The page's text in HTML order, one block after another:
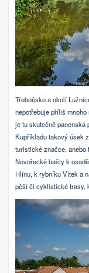
Třeboňsko a okolí
nepotřebuje příliš
je tu skutečně
Kupříkladu takový úsek
turistické značce, anebo
Novořecké bašty k
Hlínu, k rybníku Vítek a
pěší či cyklistické trasy,